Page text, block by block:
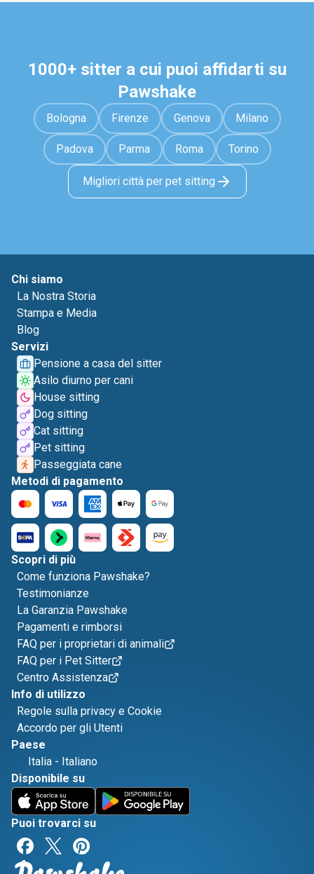
1000+ sitter a cui puoi affidarti su
Pawshake
Bologna Firenze Genova Milano
Padova Parma Roma Torino
Migliori città per pet sitting
Chi siamo
La Nostra Storia
Stampa e Media
Blog
Servizi
Pensione a casa del sitter
Asilo diurno per cani
House sitting
Dog sitting
Cat sitting
Pet sitting
Passeggiata cane
Metodi di pagamento
Scopri di più
Come funziona Pawshake?
Testimonianze
La Garanzia Pawshake
Pagamenti e rimborsi
FAQ per i proprietari di animali
FAQ per i Pet Sitter
Centro Assistenza
Info di utilizzo
Regole sulla privacy e Cookie
Accordo per gli Utenti
Paese
Italia - Italiano
Disponibile su
Puoi trovarci su